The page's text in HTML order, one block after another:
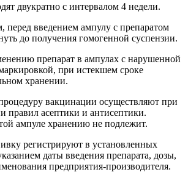
двукратно с интервалом 4 недели.
перед введением ампулу с препаратом
до получения гомогенной суспензии.
препарат в ампулах с нарушенной
при истекшем сроке
хранении.
вакцинации осуществляют при
правил асептики и антисептики.
ампуле хранению не подлежит.
регистрируют в установленных
даты введения препарата, дозы,
предприятия-производителя.